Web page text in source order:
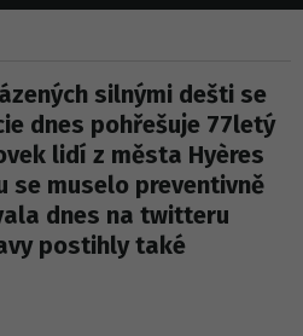
silnými dešti se
dnes pohřešuje 77letý
lidí z města Hyères
se muselo preventivně
dnes na twitteru
postihly také